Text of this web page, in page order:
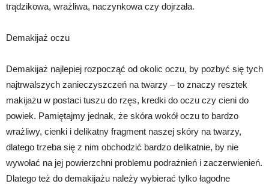
trądzikowa, wrażliwa, naczynkowa czy dojrzała.
Demakijaż oczu
Demakijaż najlepiej rozpocząć od okolic oczu, by pozbyć się tych
najtrwalszych zanieczyszczeń na twarzy – to znaczy resztek
makijażu w postaci tuszu do rzęs, kredki do oczu czy cieni do
powiek. Pamiętajmy jednak, że skóra wokół oczu to bardzo
wrażliwy, cienki i delikatny fragment naszej skóry na twarzy,
dlatego trzeba się z nim obchodzić bardzo delikatnie, by nie
wywołać na jej powierzchni problemu podrażnień i zaczerwienień.
Dlatego też do demakijażu należy wybierać tylko łagodne